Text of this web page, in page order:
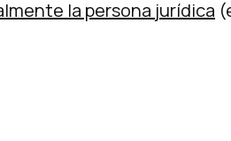
la persona jurídica